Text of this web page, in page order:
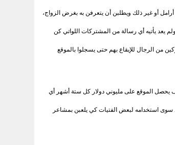
أو غير ذلك ويطلبن أن يتعرفن به بغرض الزواج،
الفيزا، ومضى الأسبوع الأول ولم يعد يأتيه أي رسالة من المشتركات اللواتي كن
من الرجال للإيقاع بهم حتى يسجلوا بالموقع
ماذا لو اشترك في موقع ما من هذه المواقع 20,000 عشرون ألف شخص وكل منهم دفع 100 دولار أمريكي إذاً سوف يحصل الموقع على مليوني دولار كل ستة أشهر أي
والاحتيال بطرق يعتبرونها شرعية، وفي المقابل سوف يحصل الموقع على (15 مليون ريال) دون أي جهد سوى استخدامه لبعض الفتيات كي يلعبن بمشاعر